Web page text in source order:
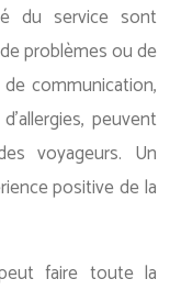
du service sont
problèmes ou de
communication,
peuvent
voyageurs. Un
positive de la
faire toute la